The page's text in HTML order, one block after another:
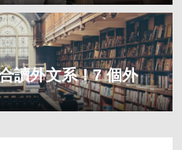
讀外文系！7 個外